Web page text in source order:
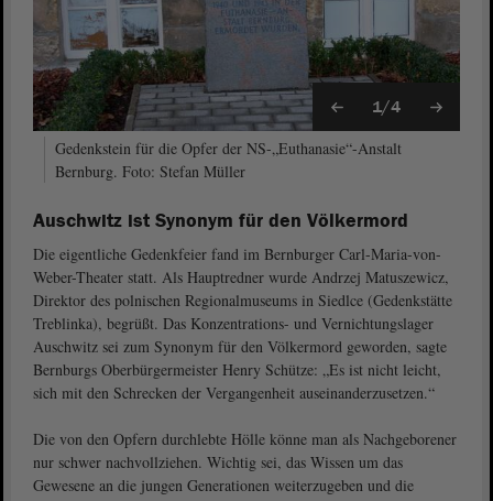
1/4
Gedenkstein für die Opfer der NS-„Euthanasie“-Anstalt
Bernburg. Foto: Stefan Müller
Auschwitz ist Synonym für den Völkermord
Die eigentliche Gedenkfeier fand im Bernburger Carl-Maria-von-
Weber-Theater statt. Als Hauptredner wurde Andrzej Matuszewicz,
Direktor des polnischen Regionalmuseums in Siedlce (Gedenkstätte
Treblinka), begrüßt. Das Konzentrations- und Vernichtungslager
Auschwitz sei zum Synonym für den Völkermord geworden, sagte
Bernburgs Oberbürgermeister Henry Schütze: „Es ist nicht leicht,
sich mit den Schrecken der Vergangenheit auseinanderzusetzen.“
Die von den Opfern durchlebte Hölle könne man als Nachgeborener
nur schwer nachvollziehen. Wichtig sei, das Wissen um das
Gewesene an die jungen Generationen weiterzugeben und die